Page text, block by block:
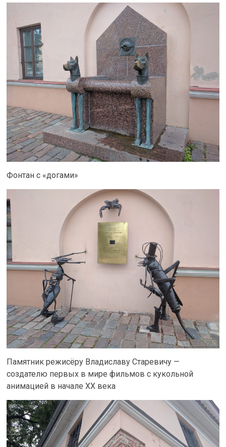
Фонтан с «догами»
Памятник режисёру Владиславу Старевичу —
создателю первых в мире фильмов с кукольной
анимацией в начале XX века